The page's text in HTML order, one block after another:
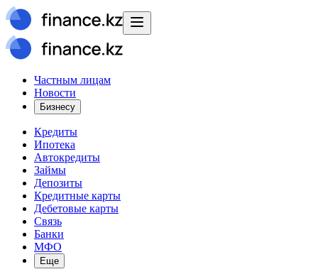
Частным лицам
Новости
Бизнесу
Кредиты
Ипотека
Автокредиты
Займы
Депозиты
Кредитные карты
Дебетовые карты
Связь
Банки
МФО
Еще